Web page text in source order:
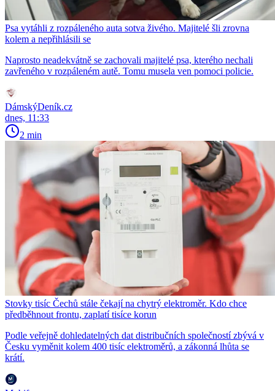
Psa vytáhli z rozpáleného auta sotva živého. Majitelé šli zrovna
kolem a nepřihlásili se
Naprosto neadekvátně se zachovali majitelé psa, kterého nechali
zavřeného v rozpáleném autě. Tomu musela ven pomoci policie.
DámskýDeník.cz
dnes, 11:33
2 min
Stovky tisíc Čechů stále čekají na chytrý elektroměr. Kdo chce
předběhnout frontu, zaplatí tisíce korun
Podle veřejně dohledatelných dat distribučních společností zbývá v
Česku vyměnit kolem 400 tisíc elektroměrů, a zákonná lhůta se
krátí.